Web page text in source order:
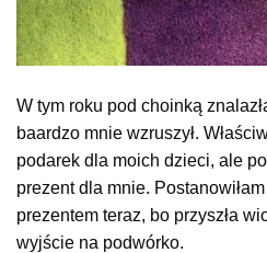
W tym roku pod choinką
baardzo mnie wzruszył.
podarek dla moich dzieci, ale
prezent dla mnie.
prezentem teraz, bo przyszła
wyjście na podwórko.